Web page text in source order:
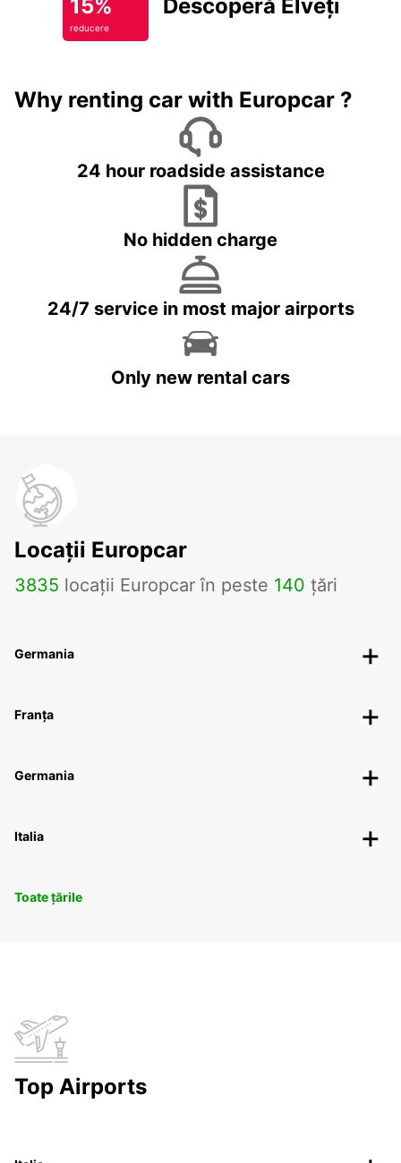
15%
reducere
Descoperă Elveția
Why renting car with Europcar ?
24 hour roadside assistance
No hidden charge
24/7 service in most major airports
Only new rental cars
Locații Europcar
3835 locații Europcar în peste 140 țări
Germania
Franța
Germania
Italia
Toate țările
Top Airports